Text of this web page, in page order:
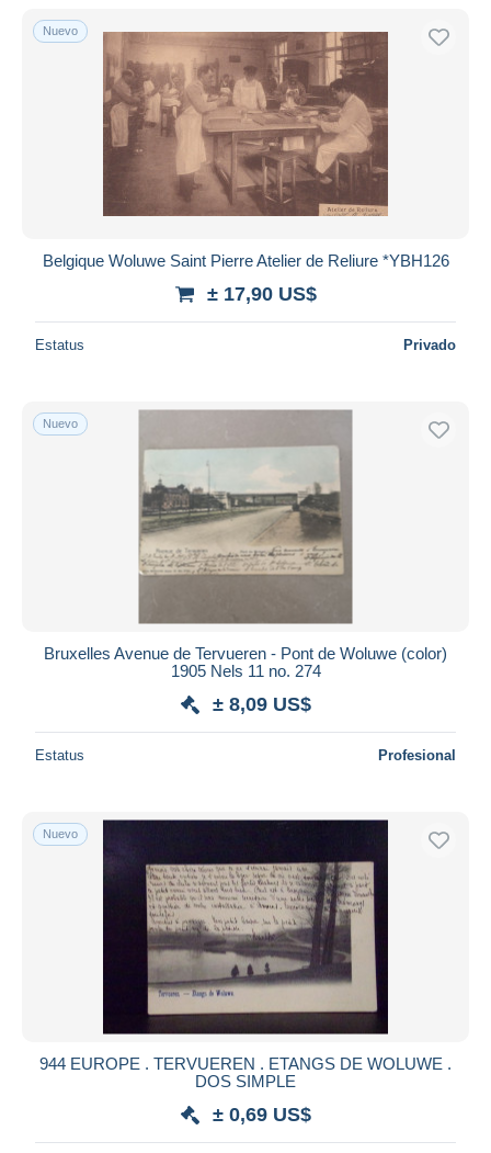
Sólo con descuento
Envío gratis
Métodos de pago
PayPal
Transferencia bancaria
Mastercard
Deseleccionar todo
Mundo entero
Aplicar
Nuevo
Belgique Woluwe Saint Pierre Atelier de Reliure *YBH126
± 17,90 US$
Estatus Privado
Nuevo
Bruxelles Avenue de Tervueren - Pont de Woluwe (color)
1905 Nels 11 no. 274
± 8,09 US$
Estatus Profesional
Nuevo
944 EUROPE . TERVUEREN . ETANGS DE WOLUWE .
DOS SIMPLE
± 0,69 US$